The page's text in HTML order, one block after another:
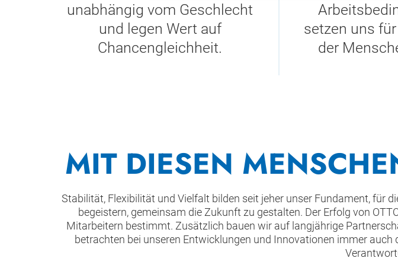
unabhängig vom Geschlecht
und legen Wert auf
Chancengleichheit.
setzen uns
der
MIT DIESEN
Stabilität, Flexibilität und Vielfalt bilden seit jeher unser Fundament, für
begeistern, gemeinsam die Zukunft zu gestalten. Der Erfolg von
Mitarbeitern bestimmt. Zusätzlich bauen wir auf langjährige
betrachten bei unseren Entwicklungen und Innovationen immer